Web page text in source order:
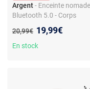
Argent- Enceinte nomade
Bluetooth 5.0 - Corps
2.1 - 3 W - Portée 10 m -
Lecteur MP3 - Batterie
Ancien prix :
20,99€ Nouveau prix :
19,99€
En stock